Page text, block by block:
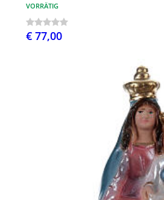
VORRÄTIG
€ 77,00